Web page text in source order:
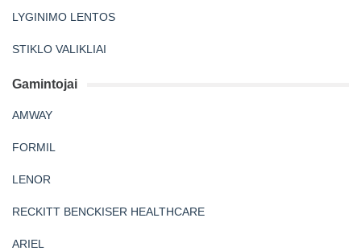
LYGINIMO LENTOS
STIKLO VALIKLIAI
Gamintojai
AMWAY
FORMIL
LENOR
RECKITT BENCKISER HEALTHCARE
ARIEL